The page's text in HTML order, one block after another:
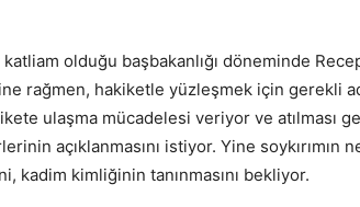
katliam olduğu başbakanlığı döneminde
rağmen, hakiketle yüzleşmek için gerekli
ulaşma mücadelesi veriyor ve atılması
açıklanmasını istiyor. Yine soykırımın
kadim kimliğinin tanınmasını bekliyor.